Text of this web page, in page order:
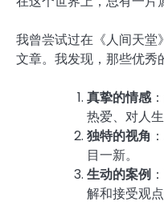
我曾尝试过在《人间天堂
文章。我发现，那些优秀
真挚的情感
热爱、对人
独特的视角
目一新。
生动的案例
解和接受观点